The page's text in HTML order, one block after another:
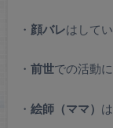
・ 顔バレはして
・ 前世での活動
・ 絵師（ママ）